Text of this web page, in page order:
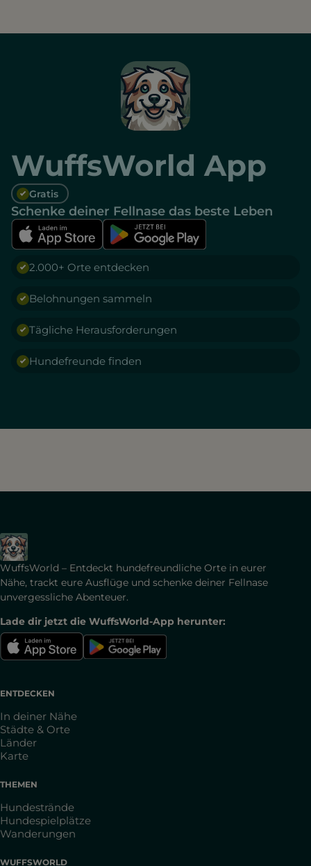
WuffsWorld App
Gratis
Schenke deiner Fellnase das beste Leben
2.000+ Orte entdecken
Belohnungen sammeln
Tägliche Herausforderungen
Hundefreunde finden
WuffsWorld – Entdeckt hundefreundliche Orte in eurer
Nähe, trackt eure Ausflüge und schenke deiner Fellnase
unvergessliche Abenteuer.
Lade dir jetzt die WuffsWorld-App herunter:
ENTDECKEN
In deiner Nähe
Städte & Orte
Länder
Karte
THEMEN
Hundestrände
Hundespielplätze
Wanderungen
WUFFSWORLD